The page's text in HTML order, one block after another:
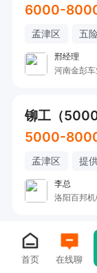
6000-
孟津区 五
邢经理
河南金彭
铆工（
5000-
孟津区 提
李总
洛阳百邦
首页 在线聊